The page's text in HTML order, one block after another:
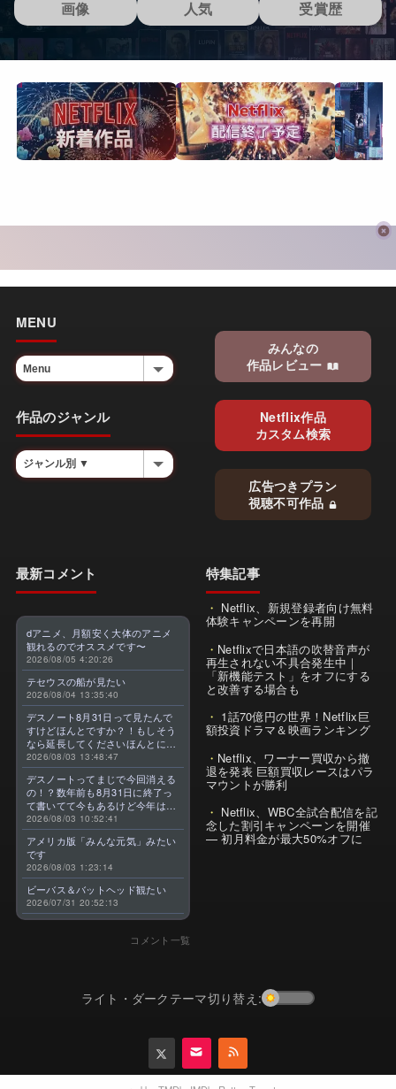
画像 人気 受賞歴
MENU
作品のジャンル
みんなの
作品レビュー
Netflix作品
カスタム検索
広告つきプラン
視聴不可作品
最新コメント
dアニメ、月額安く大体のアニメ
観れるのでオススメです〜
2026/08/05 4:20:26
テセウスの船が見たい
2026/08/04 13:35:40
デスノート8月31日って見たんで
すけどほんとですか？！もしそう
なら延長してくださいほんとに大
好きなんです😭
2026/08/03 13:48:47
デスノートってまじで今回消える
の！？数年前も8月31日に終了っ
て書いてて今もあるけど今年はま
じのやつ！？よくわからん！！で
きればなくならないでほしい！平
成アニメを振り返らせてくれっ
っ！！！！！！！
2026/08/03 10:52:41
アメリカ版「みんな元気」みたい
です
2026/08/03 1:23:14
ビーバス＆バットヘッド観たい
2026/07/31 20:52:13
コメント一覧
特集記事
Netflix、新規登録者向け無料
体験キャンペーンを再開
Netflixで日本語の吹替音声が
再生されない不具合発生中｜
「新機能テスト」をオフにする
と改善する場合も
1話70億円の世界！Netflix巨
額投資ドラマ＆映画ランキング
Netflix、ワーナー買収から撤
退を発表 巨額買収レースはパラ
マウントが勝利
Netflix、WBC全試合配信を記
念した割引キャンペーンを開催
— 初月料金が最大50%オフに
ライト・ダークテーマ切り替え: